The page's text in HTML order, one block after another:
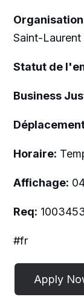
Saint-Laurent
Statut de
Business
Horaire:
Affichage:
Req:
#fr